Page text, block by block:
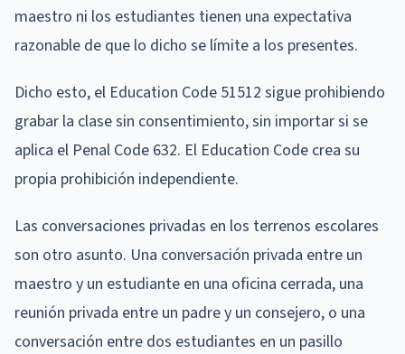
maestro ni los estudiantes tienen una expectativa
razonable de que lo dicho se límite a los presentes.
Dicho esto, el Education Code 51512 sigue prohibiendo
grabar la clase sin consentimiento, sin importar si se
aplica el Penal Code 632. El Education Code crea su
propia prohibición independiente.
Las conversaciones privadas en los terrenos escolares
son otro asunto. Una conversación privada entre un
maestro y un estudiante en una oficina cerrada, una
reunión privada entre un padre y un consejero, o una
conversación entre dos estudiantes en un pasillo